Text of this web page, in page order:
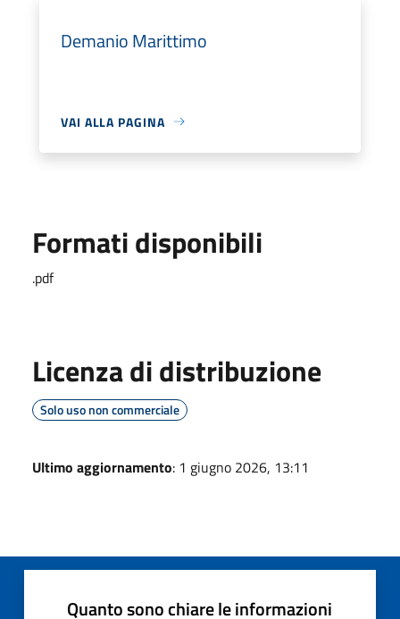
Demanio Marittimo
VAI ALLA PAGINA
Formati disponibili
.pdf
Licenza di distribuzione
Solo uso non commerciale
Ultimo aggiornamento: 1 giugno 2026, 13:11
Quanto sono chiare le informazioni